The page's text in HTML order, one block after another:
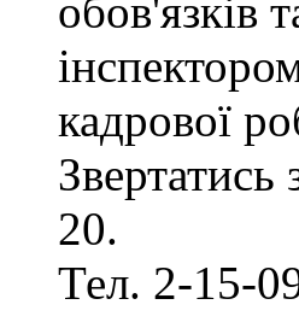
обов'язків
кадрової
20.
Тел. 2-15-